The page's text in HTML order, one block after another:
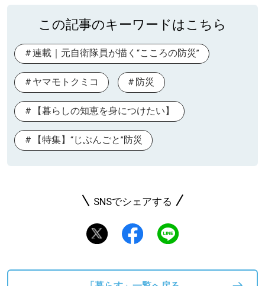
この記事のキーワードはこちら
連載｜元自衛隊員が描く“こころの防災”
ヤマモトクミコ 防災
【暮らしの知恵を身につけたい】
【特集】“じぶんごと”防災
SNSでシェアする